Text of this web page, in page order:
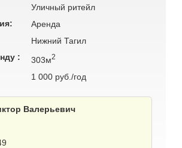
Уличный ритейл
Аренда
Нижний Тагил
:
303м2
1 000 руб./год
Валерьевич